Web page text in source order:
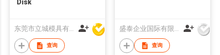
Disk
东莞市立城模具有限公司
查询
盛泰企业国际有限公司
查询